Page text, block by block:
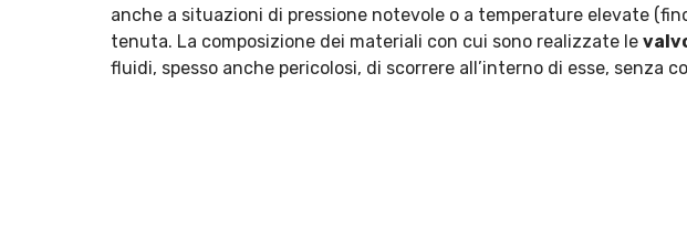
anche a situazioni di pressione notevole o a temperature elevate
tenuta. La composizione dei materiali con cui sono realizzate le
fluidi, spesso anche pericolosi, di scorrere all’interno di esse, senza